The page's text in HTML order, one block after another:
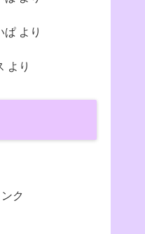
ぱ より
より
ク